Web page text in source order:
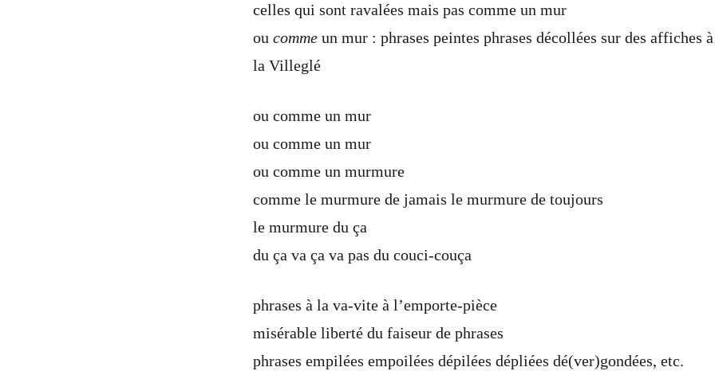
celles qui sont ravalées mais pas comme un mur
ou commeun mur : phrases peintes phrases décollées sur des affiches à
la Villeglé
ou comme un mur
ou comme un mur
ou comme un murmure
comme le murmure de jamais le murmure de toujours
le murmure du ça
du ça va ça va pas du couci-couça
phrases à la va-vite à l’emporte-pièce
misérable liberté du faiseur de phrases
phrases empilées empoilées dépilées dépliées dé(ver)gondées, etc.